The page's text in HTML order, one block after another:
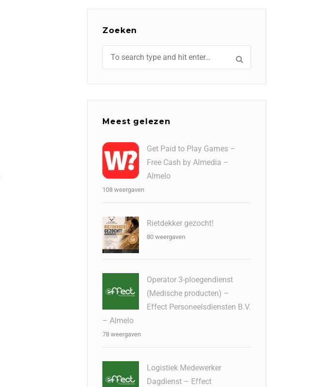
Zoeken
Meest gelezen
Get Paid to Play Games –
Free Cash by Almedia –
Almelo
108 weergaven
Rietdekker gezocht!
80 weergaven
Operator 3-ploegendienst
(Medische producten) –
Effect Personeelsdiensten B.V.
– Almelo
78 weergaven
Logistiek Medewerker
Dagdienst – Effect